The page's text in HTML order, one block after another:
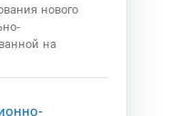
нового
на